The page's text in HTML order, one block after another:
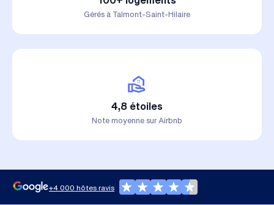
Gérés à Talmont-Saint-Hilaire
4,8 étoiles
Note moyenne sur Airbnb
+4 000 hôtes ravis